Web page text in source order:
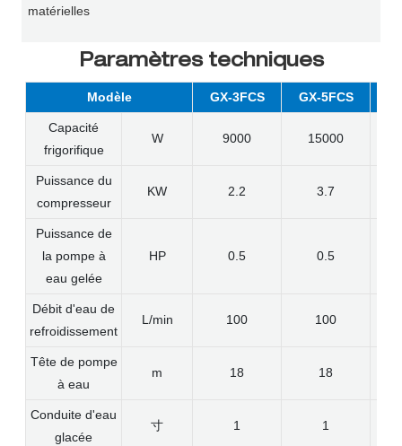
matérielles
Paramètres techniques
Modèle GX-3FCS GX-5FCS
Capacité
frigorifique
W 9000 15000
Puissance du
compresseur
KW 2.2 3.7
Puissance de
la pompe à
eau gelée
HP 0.5 0.5
Débit d'eau de
refroidissement
L/min 100 100
Tête de pompe
à eau
m 18 18
Conduite d'eau
glacée
寸 1 1